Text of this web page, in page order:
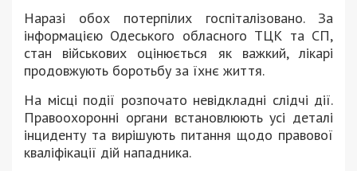
Наразі обох потерпілих госпіталізовано. За
інформацією Одеського обласного ТЦК та СП,
стан військових оцінюється як важкий, лікарі
продовжують боротьбу за їхнє життя.
На місці події розпочато невідкладні слідчі дії.
Правоохоронні органи встановлюють усі деталі
інциденту та вирішують питання щодо правової
кваліфікації дій нападника.